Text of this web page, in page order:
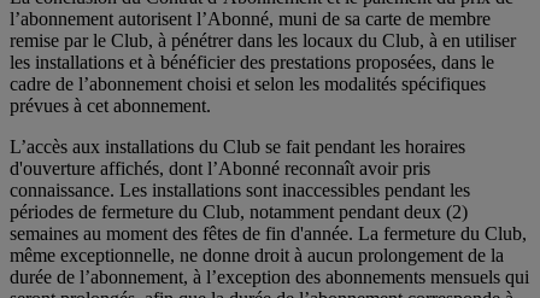
l’abonnement autorisent l’Abonné, muni de sa carte de membre
remise par le Club, à pénétrer dans les locaux du Club, à en utiliser
les installations et à bénéficier des prestations proposées, dans le
cadre de l’abonnement choisi et selon les modalités spécifiques
prévues à cet abonnement.
L’accès aux installations du Club se fait pendant les horaires
d'ouverture affichés, dont l’Abonné reconnaît avoir pris
connaissance. Les installations sont inaccessibles pendant les
périodes de fermeture du Club, notamment pendant deux (2)
semaines au moment des fêtes de fin d'année. La fermeture du Club,
même exceptionnelle, ne donne droit à aucun prolongement de la
durée de l’abonnement, à l’exception des abonnements mensuels qui